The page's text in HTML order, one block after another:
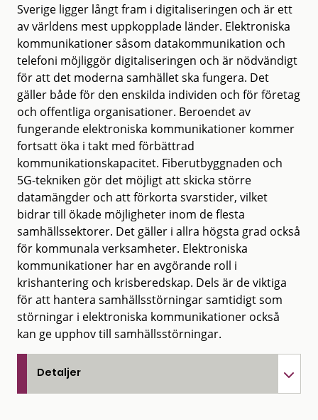
Sverige ligger långt fram i digitaliseringen och är ett
av världens mest uppkopplade länder. Elektroniska
kommunikationer såsom datakommunikation och
telefoni möjliggör digitaliseringen och är nödvändigt
för att det moderna samhället ska fungera. Det
gäller både för den enskilda individen och för företag
och offentliga organisationer. Beroendet av
fungerande elektroniska kommunikationer kommer
fortsatt öka i takt med förbättrad
kommunikationskapacitet. Fiberutbyggnaden och
5G-tekniken gör det möjligt att skicka större
datamängder och att förkorta svarstider, vilket
bidrar till ökade möjligheter inom de flesta
samhällssektorer. Det gäller i allra högsta grad också
för kommunala verksamheter. Elektroniska
kommunikationer har en avgörande roll i
krishantering och krisberedskap. Dels är de viktiga
för att hantera samhällsstörningar samtidigt som
störningar i elektroniska kommunikationer också
kan ge upphov till samhällsstörningar.
Detaljer